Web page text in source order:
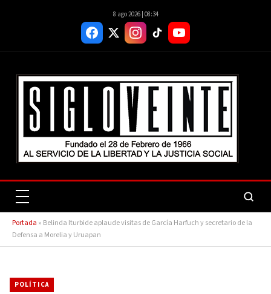
8 ago 2026 | 08:34
Portada » Belinda Iturbide aplaude visitas de García Harfuch y secretario de la
Defensa a Morelia y Uruapan
POLÍTICA